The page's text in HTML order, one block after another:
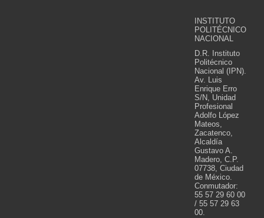
INSTITUTO
POLITÉCNICO
NACIONAL
D.R. Instituto
Politécnico
Nacional (IPN).
Av. Luis
Enrique Erro
S/N, Unidad
Profesional
Adolfo López
Mateos,
Zacatenco,
Alcaldía
Gustavo A.
Madero, C.P.
07738, Ciudad
de México.
Conmutador:
55 57 29 60 00
/ 55 57 29 63
00.